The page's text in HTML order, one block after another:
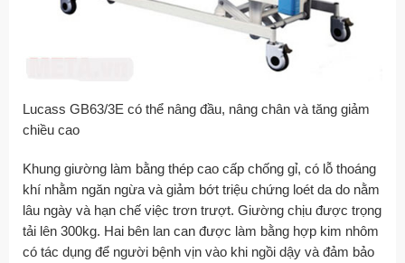
Lucass GB63/3E có thể nâng đầu, nâng chân và tăng giảm
chiều cao
Khung giường làm bằng thép cao cấp chống gỉ, có lỗ thoáng
khí nhằm ngăn ngừa và giảm bớt triệu chứng loét da do nằm
lâu ngày và hạn chế việc trơn trượt. Giường chịu được trọng
tải lên 300kg. Hai bên lan can được làm bằng hợp kim nhôm
có tác dụng để người bệnh vịn vào khi ngồi dậy và đảm bảo